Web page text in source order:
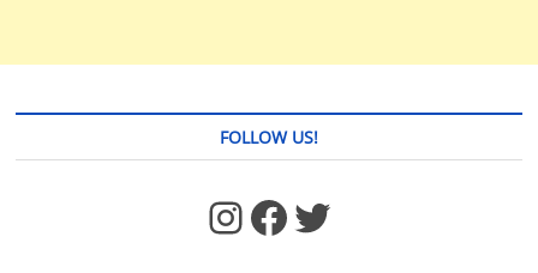
FOLLOW US!
https://www.facebook.com/jstages/ Facebook Twitter